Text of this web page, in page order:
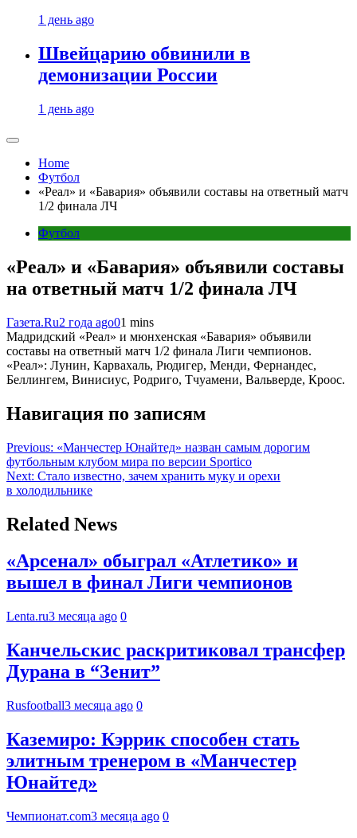
1 день ago
Швейцарию обвинили в
демонизации России
1 день ago
Home
Футбол
«Реал» и «Бавария» объявили составы на ответный матч
1/2 финала ЛЧ
Футбол
«Реал» и «Бавария» объявили составы
на ответный матч 1/2 финала ЛЧ
Газета.Ru2 года ago01 mins
Мадридский «Реал» и мюнхенская «Бавария» объявили
составы на ответный матч 1/2 финала Лиги чемпионов.
«Реал»: Лунин, Карвахаль, Рюдигер, Менди, Фернандес,
Беллингем, Винисиус, Родриго, Тчуамени, Вальверде, Кроос.
Навигация по записям
Previous: «Манчестер Юнайтед» назван самым дорогим
футбольным клубом мира по версии Sportico
Next: Стало известно, зачем хранить муку и орехи
в холодильнике
Related News
«Арсенал» обыграл «Атлетико» и
вышел в финал Лиги чемпионов
Lenta.ru3 месяца ago 0
Канчельскис раскритиковал трансфер
Дурана в “Зенит”
Rusfootball3 месяца ago 0
Каземиро: Кэррик способен стать
элитным тренером в «Манчестер
Юнайтед»
Чемпионат.com3 месяца ago 0